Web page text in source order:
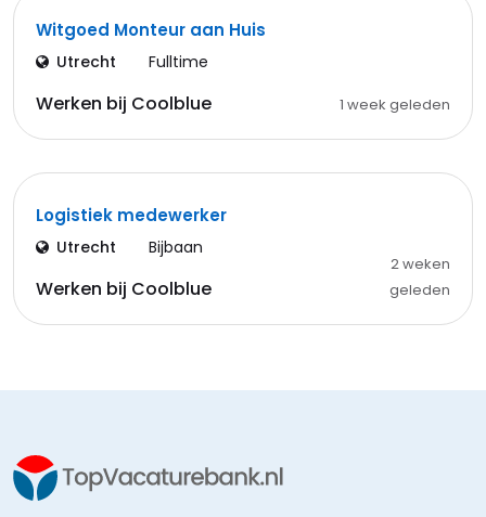
Witgoed Monteur aan Huis
Utrecht Fulltime
Werken bij Coolblue 1 week geleden
Logistiek medewerker
Utrecht Bijbaan
Werken bij Coolblue
2 weken
geleden